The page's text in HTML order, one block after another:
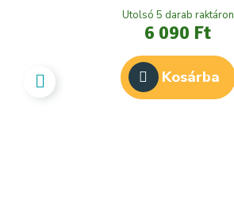
Utolsó 5 darab raktáron
6 090 Ft
Kosárba